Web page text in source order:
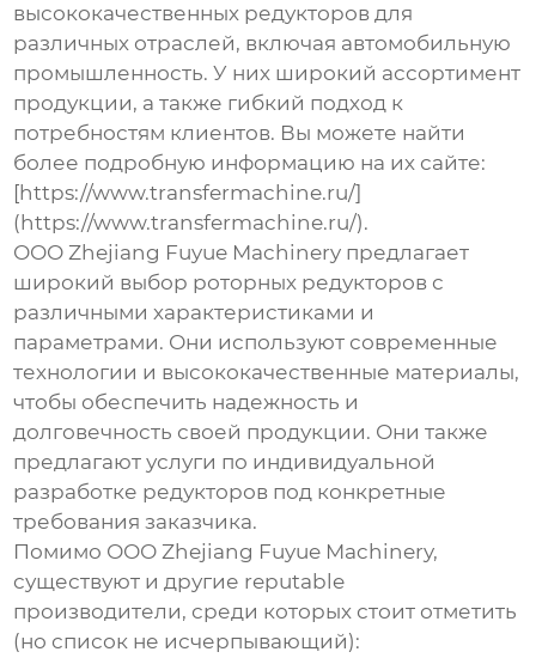
высококачественных редукторов для
различных отраслей, включая автомобильную
промышленность. У них широкий ассортимент
продукции, а также гибкий подход к
потребностям клиентов. Вы можете найти
более подробную информацию на их сайте:
[https://www.transfermachine.ru/]
(https://www.transfermachine.ru/).
ООО Zhejiang Fuyue Machinery предлагает
широкий выбор роторных редукторов с
различными характеристиками и
параметрами. Они используют современные
технологии и высококачественные материалы,
чтобы обеспечить надежность и
долговечность своей продукции. Они также
предлагают услуги по индивидуальной
разработке редукторов под конкретные
требования заказчика.
Помимо ООО Zhejiang Fuyue Machinery,
существуют и другие reputable
производители, среди которых стоит отметить
(но список не исчерпывающий):